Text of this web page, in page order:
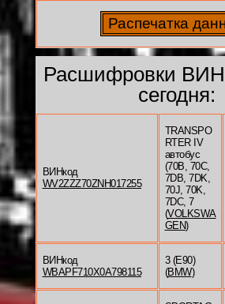
Расшифровки ВИН
сегодня:
ВИНкод
WV2ZZZ70ZNH017255
TRANSPO
RTER IV
автобус
(70B, 70C,
7DB, 7DK,
70J, 70K,
7DC, 7
(VOLKSWA
GEN)
ВИНкод
WBAPF710X0A798115
3 (E90)
(BMW)